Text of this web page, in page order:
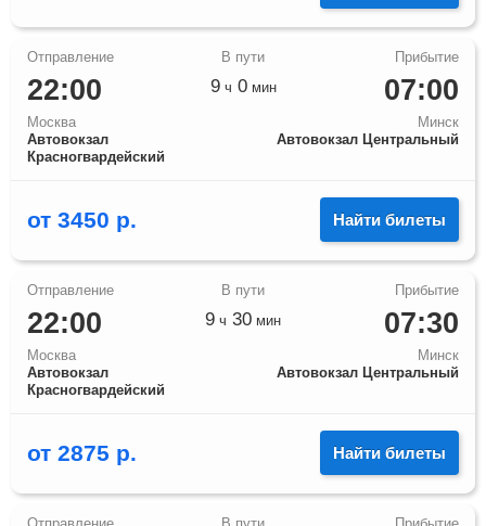
22:00
Москва
Автовокзал
Красногвардейский
07:00
Минск
Автовокзал Центральный
9ч 0мин
от 3450 р. Найти билеты
22:00
Москва
Автовокзал
Красногвардейский
07:30
Минск
Автовокзал Центральный
9 ч 30 мин
от 2875 р. Найти билеты